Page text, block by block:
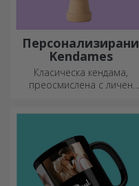
Персонализирани
Kendames
Класическа кендама,
преосмислена с личен